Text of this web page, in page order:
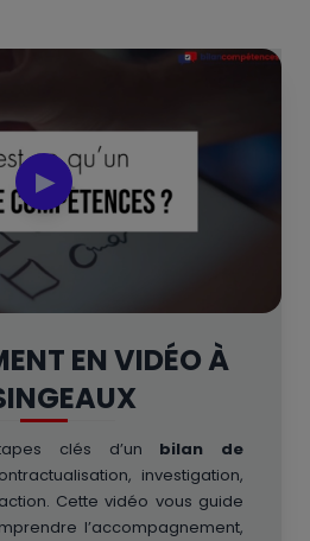
▶
EN VIDÉO À
clés d’un bilan de
investigation,
Cette vidéo vous guide
l’accompagnement,